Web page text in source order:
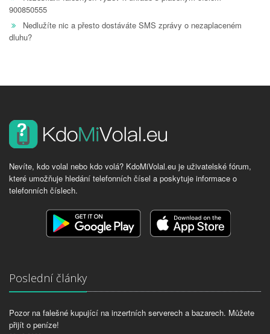
900850555
Nedlužíte nic a přesto dostáváte SMS zprávy o nezaplaceném
dluhu?
Nevíte, kdo volal nebo kdo volá? KdoMiVolal.eu je uživatelské fórum,
které umožňuje hledání telefonních čísel a poskytuje informace o
telefonních číslech.
Poslední články
Pozor na falešné kupující na inzertních serverech a bazarech. Můžete
přijít o peníze!